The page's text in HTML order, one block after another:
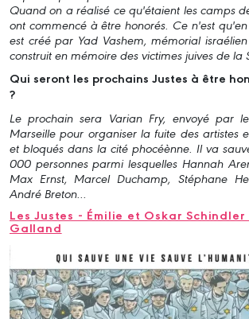
Quand on a réalisé ce qu'étaient les camps
ont commencé à être honorés. Ce n'est
est créé par Yad Vashem, mémorial
construit en mémoire des victimes juives de la
Qui seront les prochains Justes à être
?
Le prochain sera Varian Fry, envoyé par
Marseille pour organiser la fuite des artistes
et bloqués dans la cité phocéènne. Il va
000 personnes parmi lesquelles Hannah
Max Ernst, Marcel Duchamp, Stéphane
André Breton...
Les Justes - Émilie et Oskar
Galland